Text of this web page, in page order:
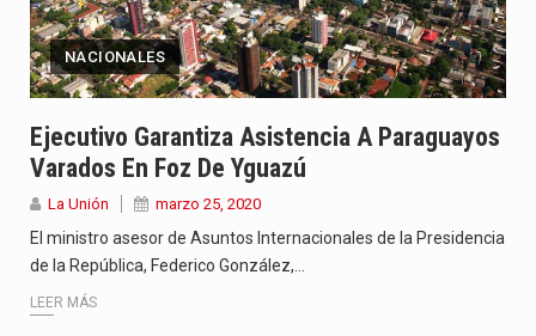
NACIONALES
Ejecutivo Garantiza Asistencia A Paraguayos
Varados En Foz De Yguazú
La Unión marzo 25, 2020
El ministro asesor de Asuntos Internacionales de la Presidencia
de la República, Federico González,…
LEER MÁS